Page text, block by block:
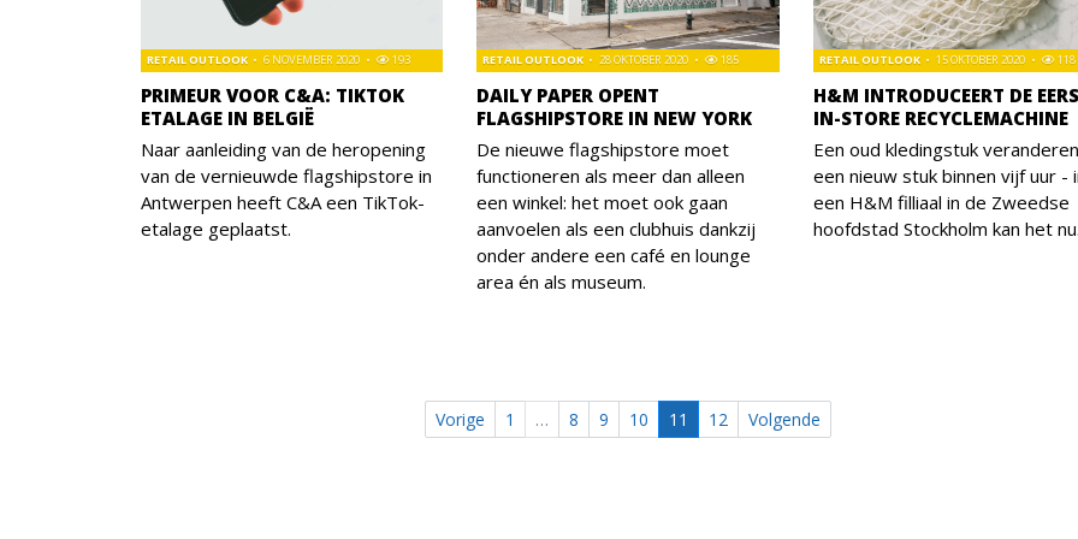
PRIMEUR VOOR C&A: TIKTOK
ETALAGE IN BELGIË
RETAIL OUTLOOK 6 NOVEMBER 2020 193
Naar aanleiding van de heropening
van de vernieuwde flagshipstore in
Antwerpen heeft C&A een TikTok-
etalage geplaatst.
DAILY PAPER OPENT
FLAGSHIPSTORE IN NEW YORK
RETAIL OUTLOOK 28 OKTOBER 2020 185
De nieuwe flagshipstore moet
functioneren als meer dan alleen
een winkel: het moet ook gaan
aanvoelen als een clubhuis dankzij
onder andere een café en lounge
area én als museum.
H&M INTRODUCEERT DE
IN-STORE RECYCLEMACHINE
RETAIL OUTLOOK 15 OKTOBER 2020 118
Een oud kledingstuk
een nieuw stuk binnen vijf uur -
een H&M filliaal in de Zweedse
hoofdstad Stockholm kan het nu.
Vorige 1 … 8 9 10 11 12 Volgende